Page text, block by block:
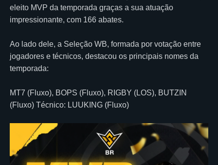
eleito MVP da temporada graças a sua atuação
impressionante, com 166 abates.
Ao lado dele, a Seleção WB, formada por votação entre
jogadores e técnicos, destacou os principais nomes da
temporada:
MT7 (Fluxo), BOPS (Fluxo), RIGBY (LOS), BUTZIN
(Fluxo) Técnico: LUUKING (Fluxo)